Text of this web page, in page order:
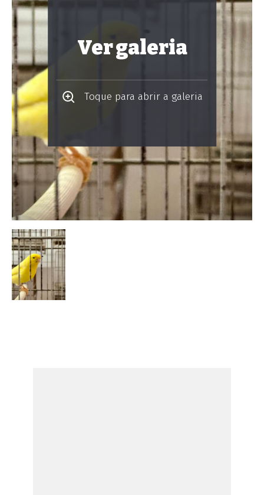
Ver galeria
Toque para abrir a galeria